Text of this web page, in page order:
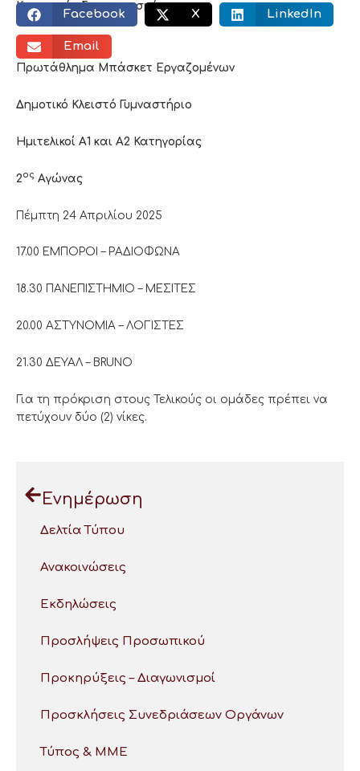
Κοινωνικός διαμοιρασμός:
Facebook X LinkedIn
Email
Πρωτάθλημα Μπάσκετ Εργαζομένων
Δημοτικό Κλειστό Γυμναστήριο
Ημιτελικοί Α1 και Α2 Κατηγορίας
2ος Αγώνας
Πέμπτη 24 Απριλίου 2025
17.00 ΕΜΠΟΡΟΙ – ΡΑΔΙΟΦΩΝΑ
18.30 ΠΑΝΕΠΙΣΤΗΜΙΟ – ΜΕΣΙΤΕΣ
20.00 ΑΣΤΥΝΟΜΙΑ – ΛΟΓΙΣΤΕΣ
21.30 ΔΕΥΑΛ – BRUNO
Για τη πρόκριση στους Τελικούς οι ομάδες πρέπει να
πετύχουν δύο (2) νίκες.
Ενημέρωση
Δελτία Τύπου
Ανακοινώσεις
Εκδηλώσεις
Προσλήψεις Προσωπικού
Προκηρύξεις – Διαγωνισμοί
Προσκλήσεις Συνεδριάσεων Οργάνων
Τύπος & ΜΜΕ